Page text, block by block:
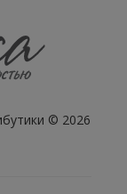
© 2026